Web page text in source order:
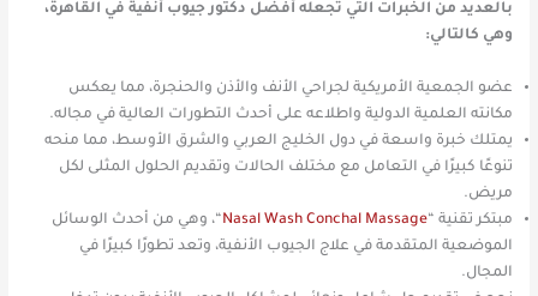
بالعديد من الخبرات التي تجعله أفضل دكتور جيوب أنفية في القاهرة،
وهي كالتالي:
عضو الجمعية الأمريكية لجراحي الأنف والأذن والحنجرة، مما يعكس
مكانته العلمية الدولية واطلاعه على أحدث التطورات العالية في مجاله.
يمتلك خبرة واسعة في دول الخليج العربي والشرق الأوسط، مما منحه
تنوعًا كبيرًا في التعامل مع مختلف الحالات وتقديم الحلول المثلى لكل
مريض.
مبتكر تقنية “Nasal Wash Conchal Massage“، وهي من أحدث الوسائل
الموضعية المتقدمة في علاج الجيوب الأنفية، وتعد تطورًا كبيرًا في
المجال.